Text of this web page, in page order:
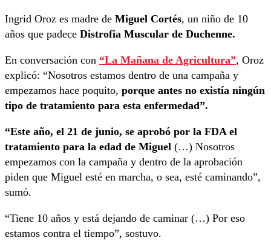
Ingrid Oroz es madre de Miguel Cortés, un niño de 10
años que padece Distrofia Muscular de Duchenne.
En conversación con “La Mañana de Agricultura”, Oroz
explicó: “Nosotros estamos dentro de una campaña y
empezamos hace poquito, porque antes no existía ningún
tipo de tratamiento para esta enfermedad”.
“Este año, el 21 de junio, se aprobó por la FDA el
tratamiento para la edad de Miguel (…) Nosotros
empezamos con la campaña y dentro de la aprobación
piden que Miguel esté en marcha, o sea, esté caminando”,
sumó.
“Tiene 10 años y está dejando de caminar (…) Por eso
estamos contra el tiempo”, sostuvo.